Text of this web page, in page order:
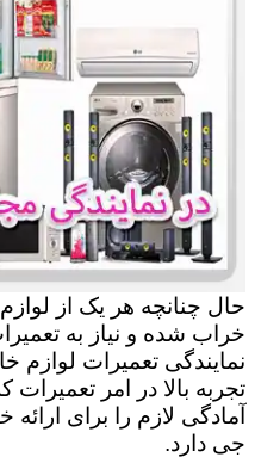
حال چنانچه هر یک از
خراب شده و نیاز به
نمایندگی تعمیرات لوازم
تجربه بالا در امر
آمادگی لازم را برای
جی دارد.